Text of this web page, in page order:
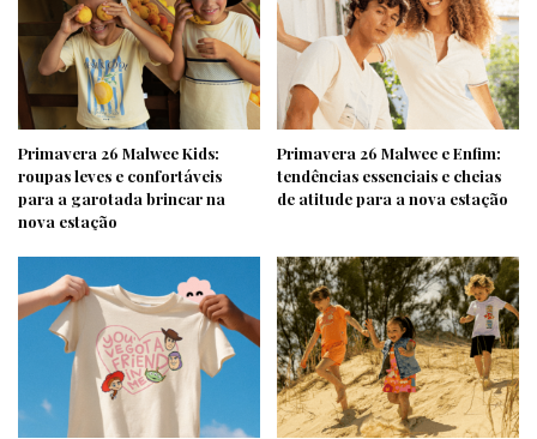
Primavera 26 Malwee Kids:
roupas leves e confortáveis
para a garotada brincar na
nova estação
Primavera 26 Malwee e Enfim:
tendências essenciais e cheias
de atitude para a nova estação